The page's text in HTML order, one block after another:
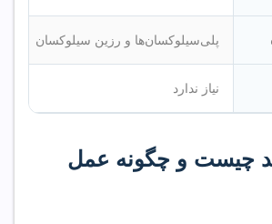
پلی‌سیلوکسان‌ها و رزین سیلوکسان
نیاز ندارد
چیست و چگونه عمل